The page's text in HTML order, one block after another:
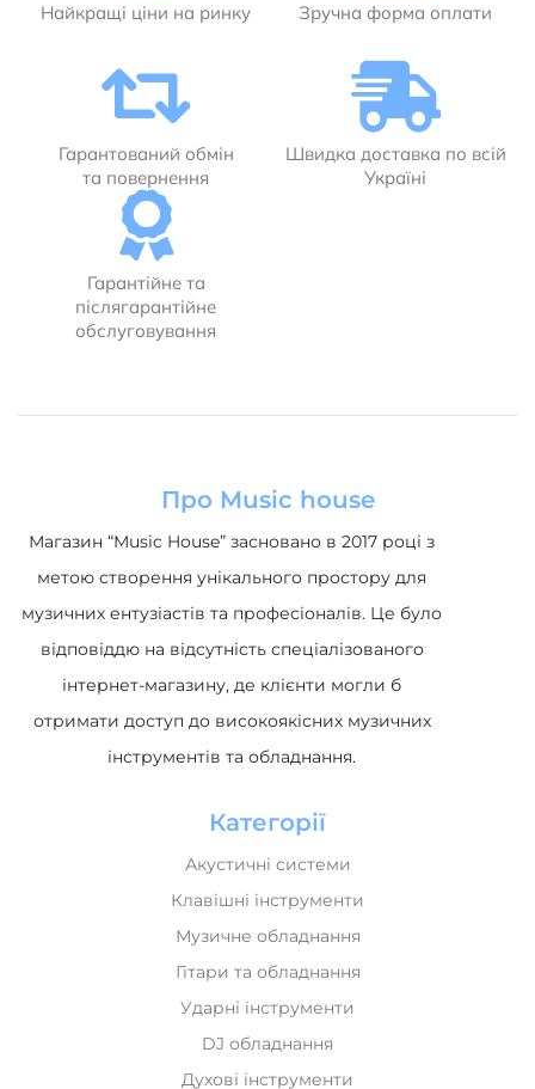
Найкращі ціни на ринку Зручна форма оплати
Гарантований обмін
та повернення
Швидка доставка по всій
Україні
Гарантійне та
післягарантійне
обслуговування
Про Music house
Магазин “Music House” засновано в 2017 році з
метою створення унікального простору для
музичних ентузіастів та професіоналів. Це було
відповіддю на відсутність спеціалізованого
інтернет-магазину, де клієнти могли б
отримати доступ до високоякісних музичних
інструментів та обладнання.
Категорії
Акустичні системи
Клавішні інструменти
Музичне обладнання
Гітари та обладнання
Ударні інструменти
DJ обладнання
Духові інструменти